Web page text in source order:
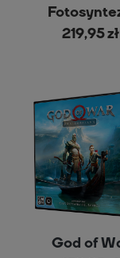
219,95 zł
God of